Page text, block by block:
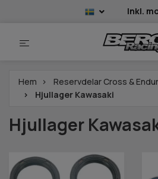
Inkl.
Hem Reservdelar Cross &
Hjullager Kawasaki
Hjullager